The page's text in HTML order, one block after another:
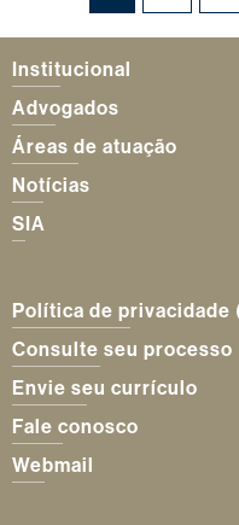
Institucional
Advogados
Áreas de atuação
Notícias
SIA
Política de privacidade
Consulte seu processo
Envie seu currículo
Fale conosco
Webmail